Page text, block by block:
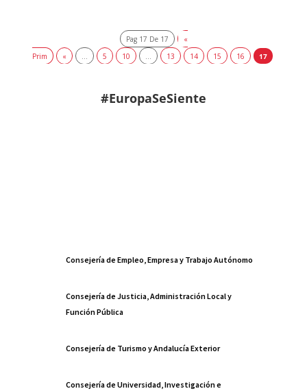
Pag 17 De 17
«
Prim
« 5 10 13 14 15 16 17
#EuropaSeSiente
Consejería de Empleo, Empresa y Trabajo Autónomo
Consejería de Justicia, Administración Local y
Función Pública
Consejería de Turismo y Andalucía Exterior
Consejería de Universidad, Investigación e